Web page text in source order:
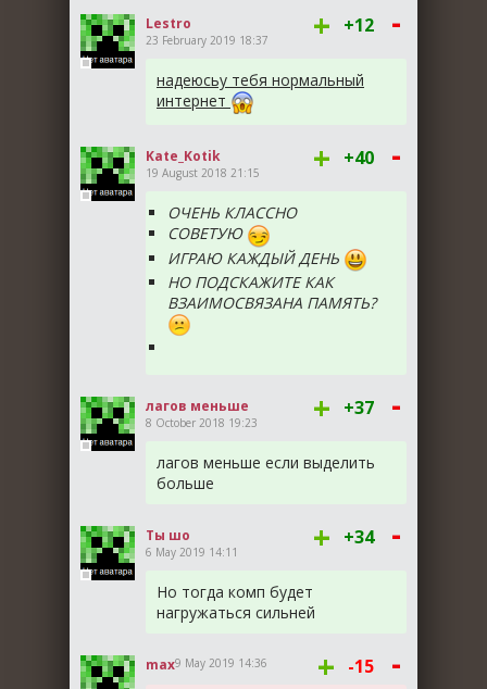
Lestro
23 February 2019 18:37 + +12 -
надеюсьу тебя нормальный
интернет
Kate_Kotik
19 August 2018 21:15 + +40 -
ОЧЕНЬ КЛАССНО
СОВЕТУЮ
ИГРАЮ КАЖДЫЙ ДЕНЬ
НО ПОДСКАЖИТЕ КАК
ВЗАИМОСВЯЗАНА ПАМЯТЬ?
лагов меньше
8 October 2018 19:23 + +37 -
лагов меньше если выделить
больше
Ты шо
6 May 2019 14:11 + +34 -
Но тогда комп будет
нагружаться сильней
max9 May 2019 14:36 + -15 -